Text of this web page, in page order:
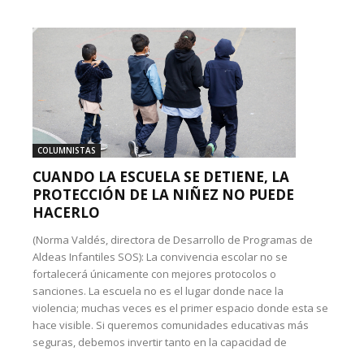
COLUMNISTAS
CUANDO LA ESCUELA SE DETIENE, LA
PROTECCIÓN DE LA NIÑEZ NO PUEDE
HACERLO
(Norma Valdés, directora de Desarrollo de Programas de
Aldeas Infantiles SOS): La convivencia escolar no se
fortalecerá únicamente con mejores protocolos o
sanciones. La escuela no es el lugar donde nace la
violencia; muchas veces es el primer espacio donde esta se
hace visible. Si queremos comunidades educativas más
seguras, debemos invertir tanto en la capacidad de